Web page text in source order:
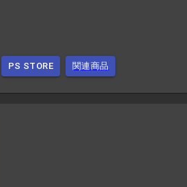
PS STORE 関連商品